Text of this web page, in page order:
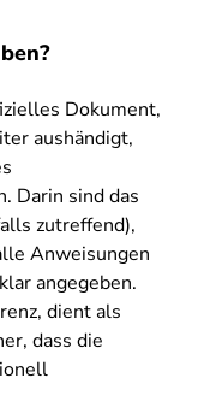
Dokument,
aushändigt,
Darin sind das
zutreffend),
Anweisungen
angegeben.
dient als
dass die